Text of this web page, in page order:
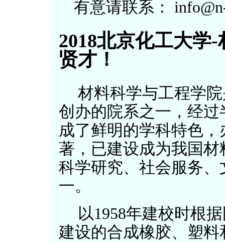
有意请联系：
2018北京化工大学
贤才！
材料科学与工程学
创办的院系之一，经
成了鲜明的学科特色
著，已建设成为我国
科学研究、社会服务
一。
以1958年建校时根
建设的合成橡胶、塑